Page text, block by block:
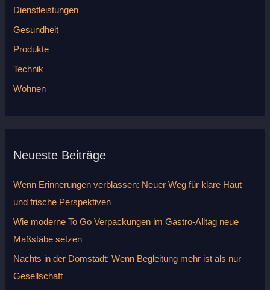
c
h
:
Dienstleistungen
Gesundheit
Produkte
Technik
Wohnen
Neueste Beiträge
Wenn Erinnerungen verblassen: Neuer Weg für klare Haut
und frische Perspektiven
Wie moderne To Go Verpackungen im Gastro-Alltag neue
Maßstäbe setzen
Nachts in der Domstadt: Wenn Begleitung mehr ist als nur
Gesellschaft